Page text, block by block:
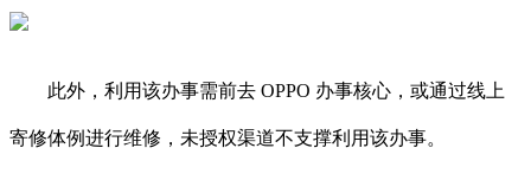
此外，利用该办事需前去 OPPO 办事核心，或通过线上
寄修体例进行维修，未授权渠道不支撑利用该办事。